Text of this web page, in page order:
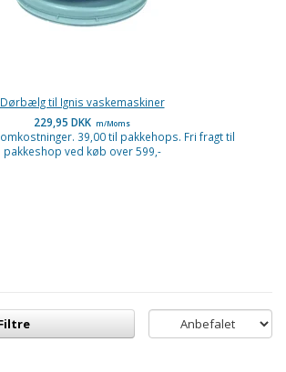
Dørbælg til Ignis vaskemaskiner
229,95 DKK m/Moms
39,00 til pakkehops. Fri fragt til
pakkeshop ved køb over 599,-